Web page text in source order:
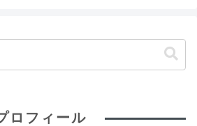
ロフィール